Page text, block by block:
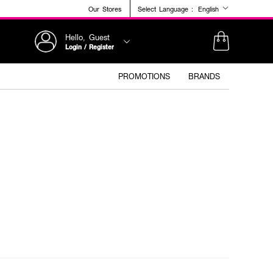
Our Stores Select Language : English
Hello, Guest
Login / Register
PROMOTIONS BRANDS